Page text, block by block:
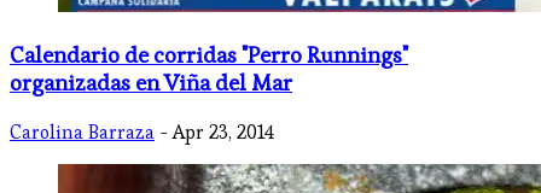
Calendario de corridas "Perro Runnings"
organizadas en Viña del Mar
Carolina Barraza - Apr 23, 2014